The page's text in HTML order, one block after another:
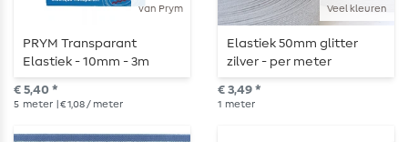
van Prym
PRYM Transparant
Elastiek - 10mm - 3m
lengte
€ 5,40 *
5 meter | € 1,08 / meter
Veel kleuren
Elastiek 50mm glitter
zilver - per meter
€ 3,49 *
1 meter